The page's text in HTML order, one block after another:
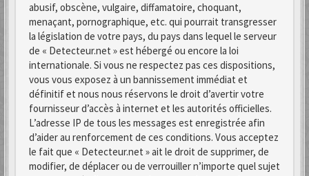
abusif, obscène, vulgaire, diffamatoire, choquant,
menaçant, pornographique, etc. qui pourrait transgresser
la législation de votre pays, du pays dans lequel le serveur
de « Detecteur.net » est hébergé ou encore la loi
internationale. Si vous ne respectez pas ces dispositions,
vous vous exposez à un bannissement immédiat et
définitif et nous nous réservons le droit d’avertir votre
fournisseur d’accès à internet et les autorités officielles.
L’adresse IP de tous les messages est enregistrée afin
d’aider au renforcement de ces conditions. Vous acceptez
le fait que « Detecteur.net » ait le droit de supprimer, de
modifier, de déplacer ou de verrouiller n’importe quel sujet